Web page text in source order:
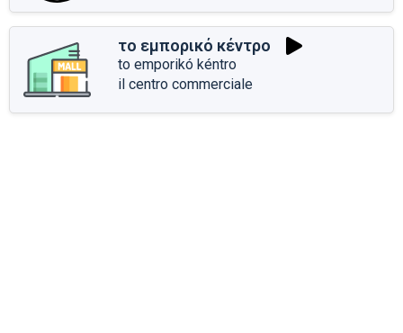
το εμπορικό κέντρο
to emporikó kéntro
il centro commerciale